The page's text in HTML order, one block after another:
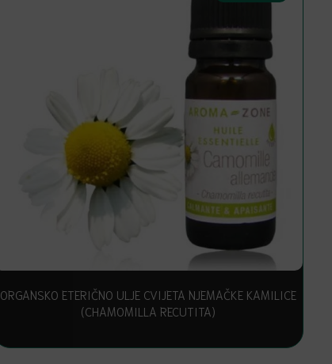
ORGANSKO ETERIČNO ULJE CVIJETA NJEMAČKE KAMILICE
(CHAMOMILLA RECUTITA)